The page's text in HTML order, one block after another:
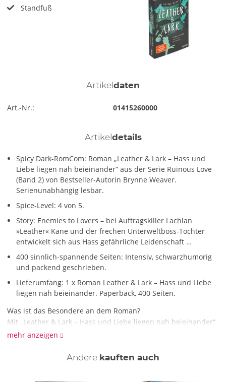
Standfuß
Artikel daten
Art.-Nr.: 01415260000
Artikel details
Spicy Dark-RomCom: Roman „Leather & Lark – Hass und
Liebe liegen nah beieinander“ aus der Serie Ruinous Love
(Band 2) von Bestseller-Autorin Brynne Weaver.
Serienunabhängig lesbar.
Spice-Level: 4 von 5.
Story: Enemies to Lovers – bei Auftragskiller Lachlan
»Leather« Kane und der frechen Unterweltboss-Tochter
entwickelt sich aus Hass gefährliche Leidenschaft …
400 sinnlich-spannende Seiten: Intensiv, schwarzhumorig
und packend geschrieben.
Lieferumfang: 1 x Roman Leather & Lark – Hass und Liebe
liegen nah beieinander. Paperback, 400 Seiten.
Was ist das Besondere an dem Roman?
Mit „Leather & Lark – Hass und Liebe liegen nah beieinander“
aus der Serie Ruinous Love (Band 2) von Bestseller-Autorin
Abgründe der Liebe und die Untiefen schwarzer Pointen
mehr anzeigen
Andere kauften auch